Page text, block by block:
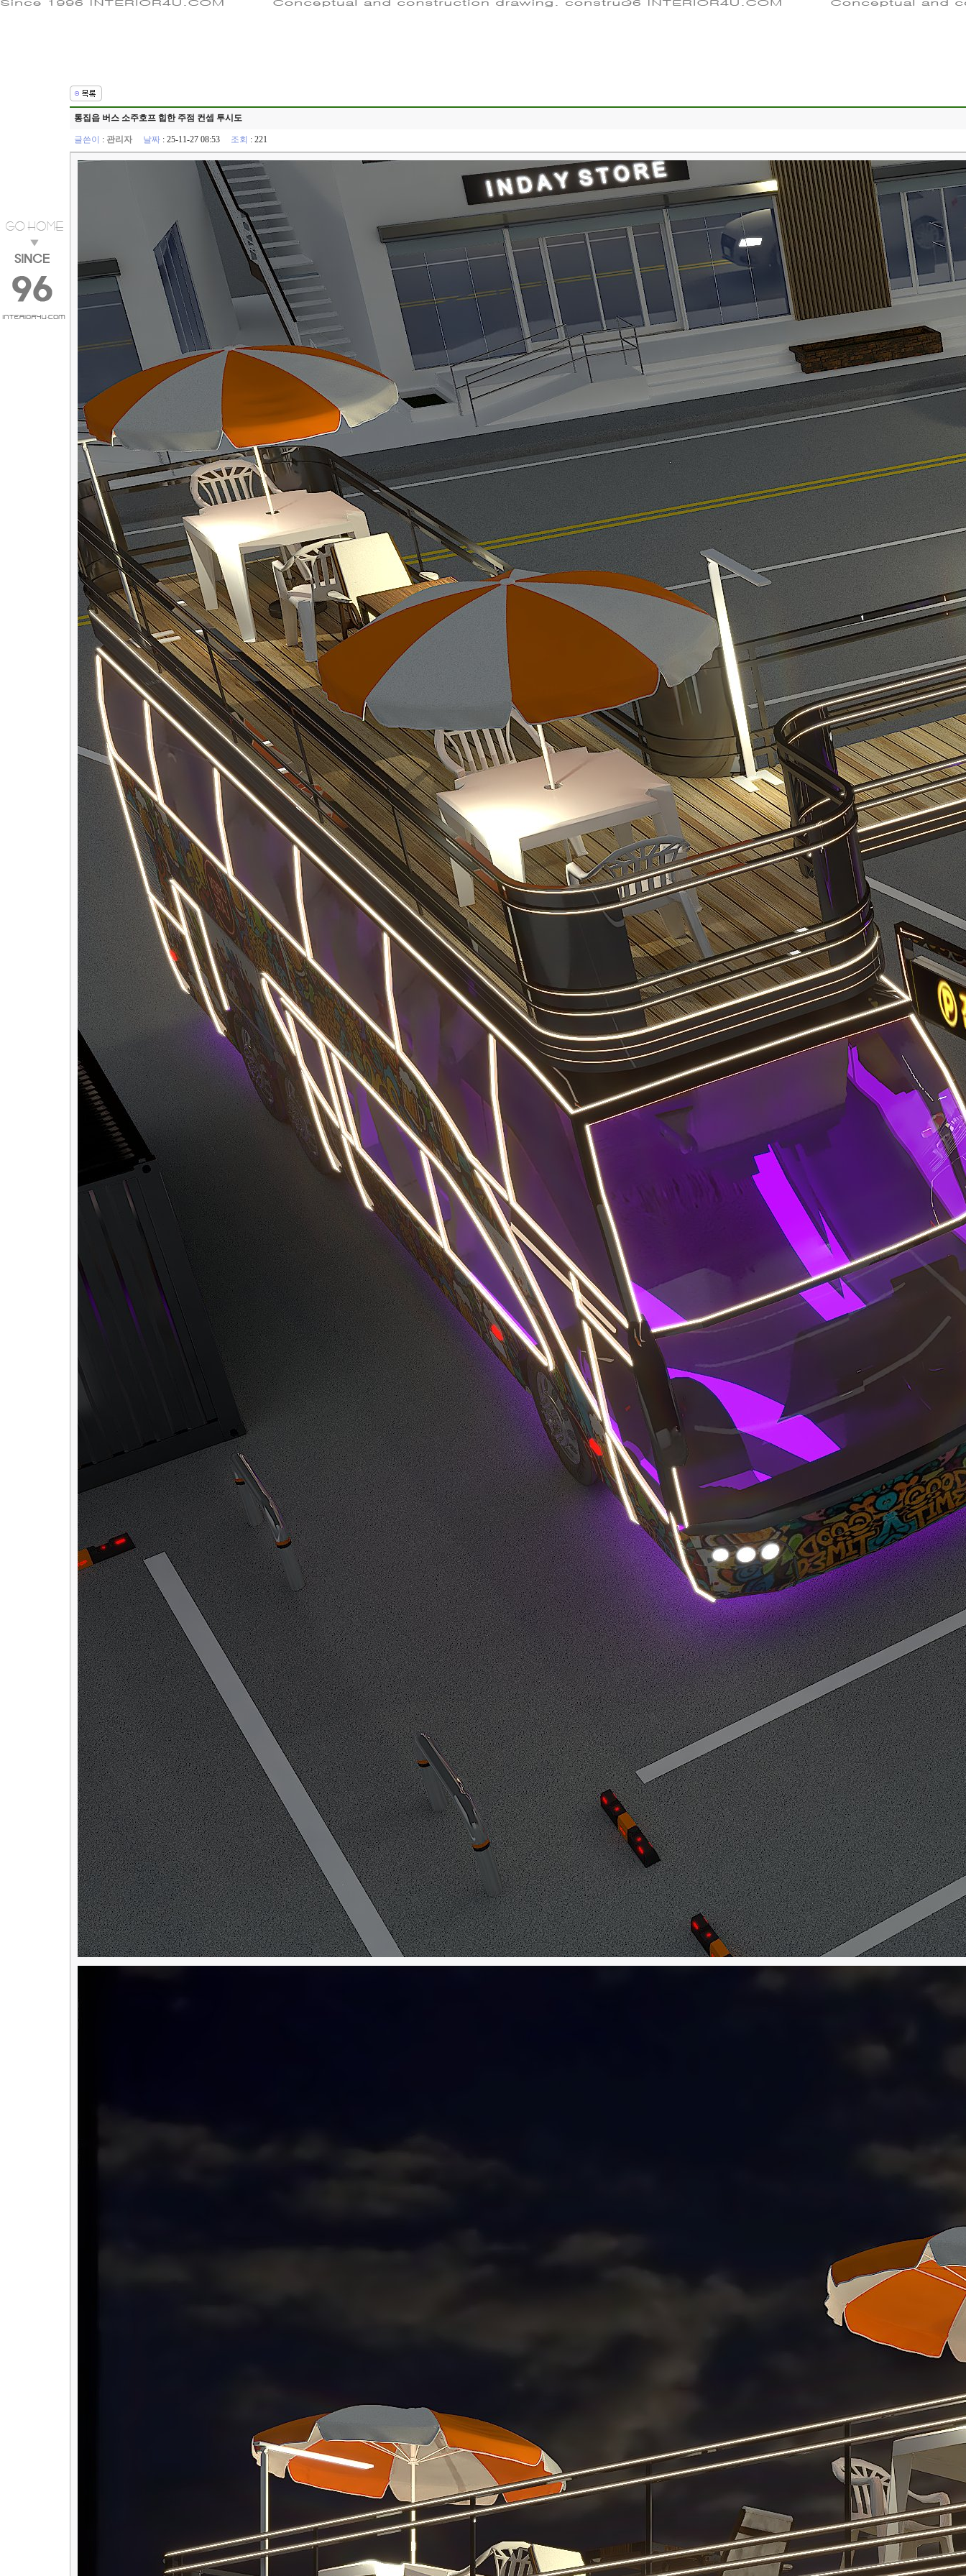
통집읍 버스 소주호프 힙한 주점 컨셉 투시도
글쓴이 : 관리자 날짜 : 25-11-27 08:53 조회 : 221